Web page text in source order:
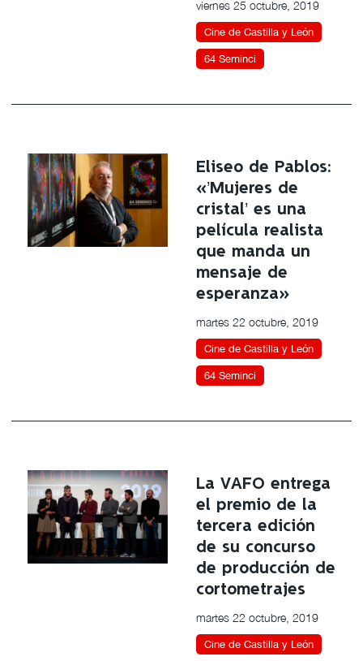
viernes 25 octubre, 2019
Cine de Castilla y León
64 Seminci
Eliseo de Pablos:
«’Mujeres de
cristal’ es una
película realista
que manda un
mensaje de
esperanza»
martes 22 octubre, 2019
Cine de Castilla y León
64 Seminci
La VAFO entrega
el premio de la
tercera edición
de su concurso
de producción de
cortometrajes
martes 22 octubre, 2019
Cine de Castilla y León